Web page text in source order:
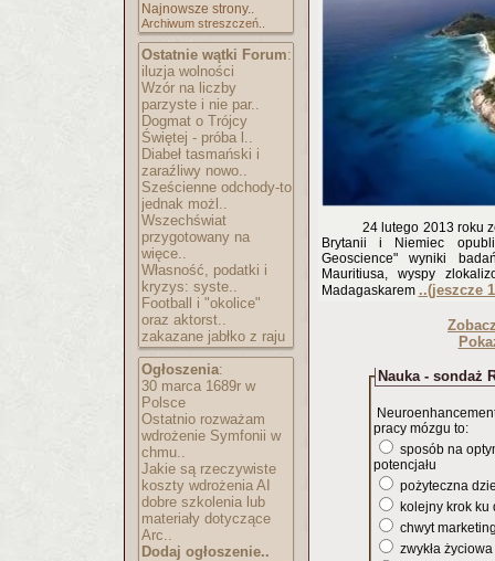
Najnowsze strony..
Archiwum streszczeń..
Ostatnie wątki Forum:
iluzja wolności
Wzór na liczby
parzyste i nie par..
Dogmat o Trójcy
Świętej - próba l..
Diabeł tasmański i
zaraźliwy nowo..
Sześcienne odchody-to
jednak możl..
Wszechświat
przygotowany na
więce..
Własność, podatki i
kryzys: syste..
Football i "okolice"
oraz aktorst..
zakazane jabłko z raju
Ogłoszenia:
30 marca 1689r w
Polsce
Ostatnio rozważam
wdrożenie Symfonii w
chmu..
Jakie są rzeczywiste
koszty wdrożenia AI
dobre szkolenia lub
materiały dotyczące
Arc..
Dodaj ogłoszenie..
24 lutego 2013 roku
Brytanii i Niemiec
Geoscience" wyniki
Mauritiusa, wyspy
Madagaskarem ..(jeszcze
Nauka - sondaż
pracy mózgu to:
sposób na
potencjału
pożyteczna
kolejny krok ku
chwyt
zwykła